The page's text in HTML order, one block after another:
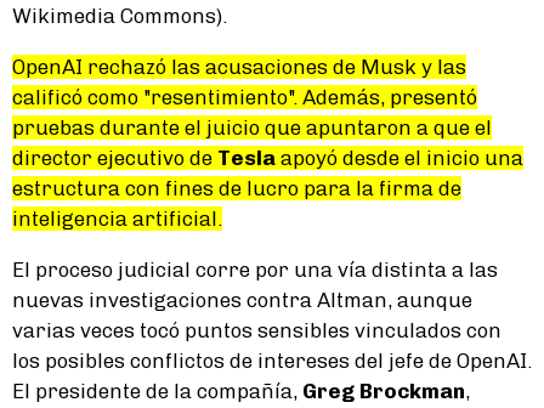
Wikimedia Commons).
OpenAI rechazó las acusaciones de Musk y las
calificó como "resentimiento". Además, presentó
pruebas durante el juicio que apuntaron a que el
director ejecutivo de Tesla apoyó desde el inicio una
estructura con fines de lucro para la firma de
inteligencia artificial.
El proceso judicial corre por una vía distinta a las
nuevas investigaciones contra Altman, aunque
varias veces tocó puntos sensibles vinculados con
los posibles conflictos de intereses del jefe de OpenAI.
El presidente de la compañía, Greg Brockman,